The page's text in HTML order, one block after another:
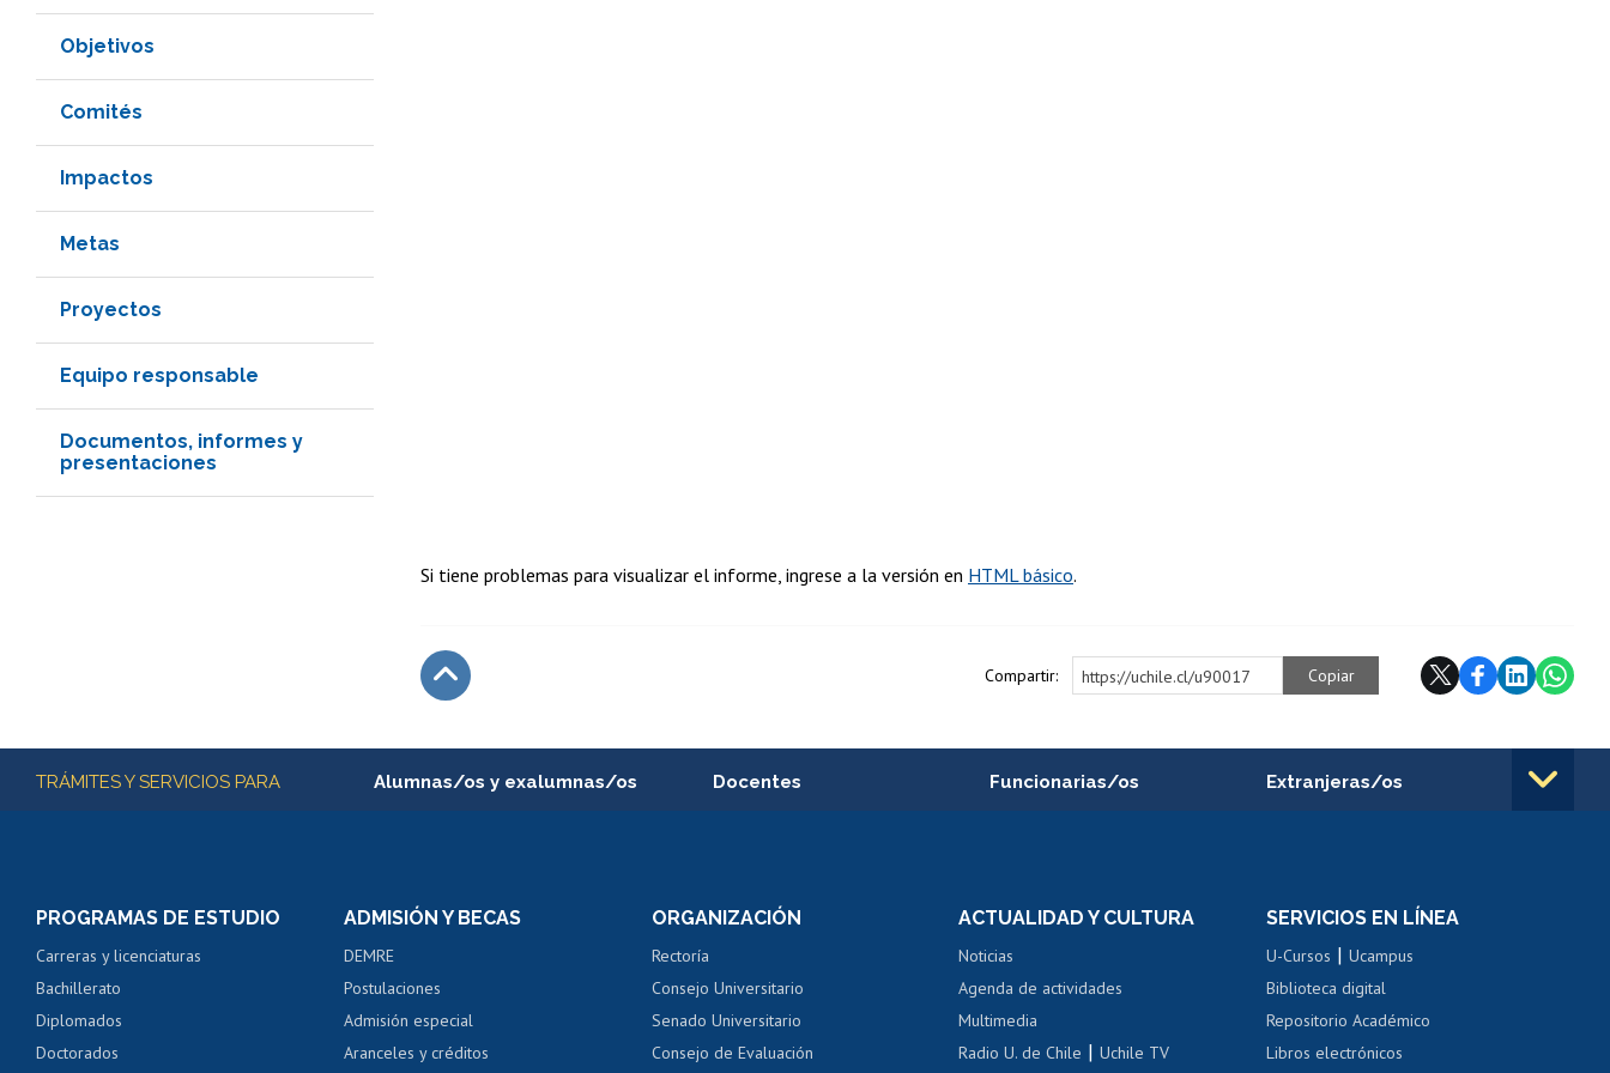
Objetivos
Comités
Impactos
Metas
Proyectos
Equipo responsable
Documentos, informes y
presentaciones
Si tiene problemas para visualizar el informe, ingrese a la versión en HTML básico.
Compartir: https://uchile.cl/u90017 Copiar
Más información
TRÁMITES Y SERVICIOS PARA Alumnas/os y exalumnas/os
Consulta y certificado de notas
Servicio médico y dental
Pago de arancel y crédito alumnos
Pago de arancel y crédito exalumnos
Certificado de títulos y grados
Docentes
Perfeccionamiento
Evaluación docente
Calificación académica
Postulación al AUCAI
Funcionarias/os
Portal de movilidad interna
Certificado de renta
Certificado de renta
Gestión de correo uchile
Extranjeras/os
Movilidad Estudiantil
Cursos de español
PROGRAMAS DE ESTUDIO
Carreras y licenciaturas
Bachillerato
Diplomados
Doctorados
ADMISIÓN Y BECAS
DEMRE
Postulaciones
Admisión especial
Aranceles y créditos
ORGANIZACIÓN
Rectoría
Consejo Universitario
Senado Universitario
Consejo de Evaluación
ACTUALIDAD Y CULTURA
Noticias
Agenda de actividades
Multimedia
Radio U. de Chile |Uchile TV
SERVICIOS EN LÍNEA
U-Cursos |Ucampus
Biblioteca digital
Repositorio Académico
Libros electrónicos